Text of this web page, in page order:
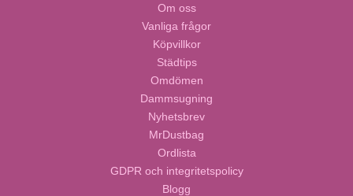
Om oss
Vanliga frågor
Köpvillkor
Städtips
Omdömen
Dammsugning
Nyhetsbrev
MrDustbag
Ordlista
GDPR och integritetspolicy
Blogg